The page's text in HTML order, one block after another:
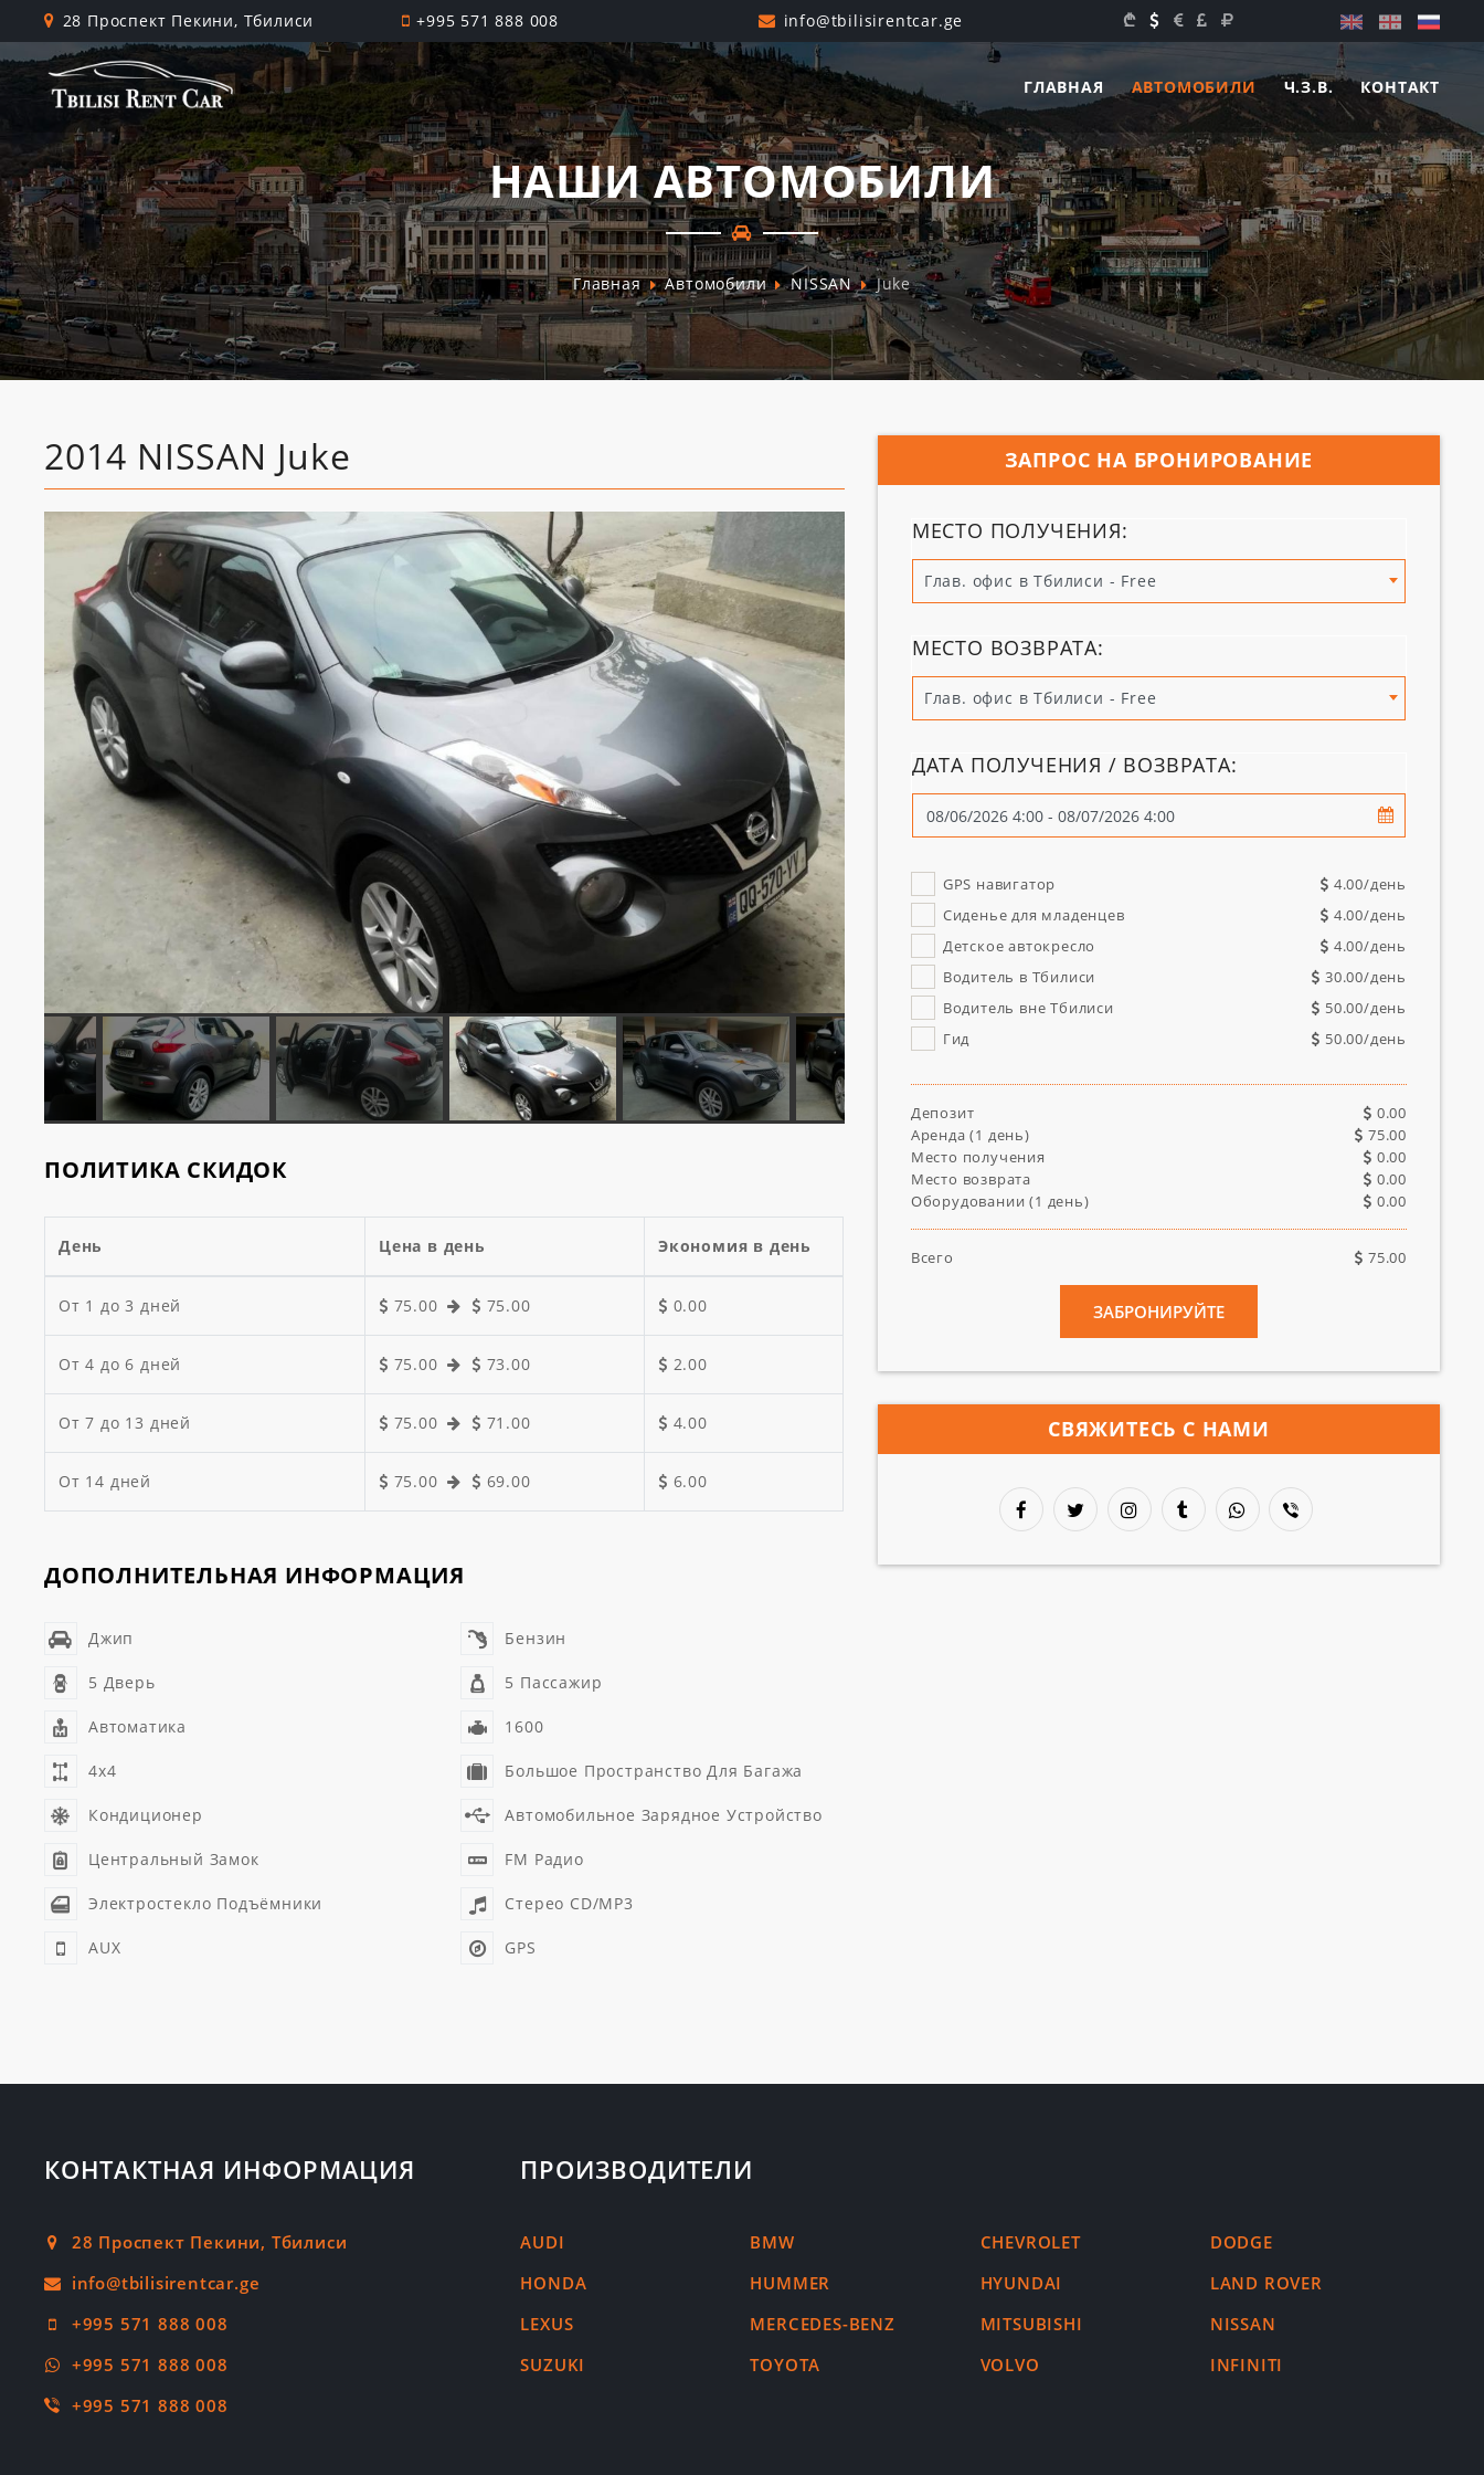
28 Проспект Пекини, Тбилиси +995 571 888 008
ГЛАВНАЯ АВТОМОБИЛИ Ч.З.В. КОНТАКТ
НАШИ АВТОМОБИЛИ
Главная Автомобили NISSAN Juke
2014 NISSAN Juke
ПОЛИТИКА СКИДОК
День Цена в день Экономия в день
От 1 до 3 дней 75.00 75.00 0.00
От 4 до 6 дней 75.00 73.00 2.00
От 7 до 13 дней 75.00 71.00 4.00
От 14 дней 75.00 69.00 6.00
ДОПОЛНИТЕЛЬНАЯ ИНФОРМАЦИЯ
Джип Бензин
5 Дверь 5 Пассажир
Автоматика 1600
4x4 Большое Пространство Для Багажа
Кондиционер Автомобильное Зарядное Устройство
Центральный Замок FM Радио
Электростекло Подъёмники Стерео CD/MP3
AUX GPS
ЗАПРОС НА БРОНИРОВАНИЕ
МЕСТО ПОЛУЧЕНИЯ:
Глав. офис в Тбилиси - Free
МЕСТО ВОЗВРАТА:
Глав. офис в Тбилиси - Free
ДАТА ПОЛУЧЕНИЯ / ВОЗВРАТА:
GPS навигатор 4.00/день
Сиденье для младенцев
4.00/день
Детское автокресло
4.00/день
Водитель в Тбилиси
30.00/день
Водитель вне Тбилиси
50.00/день
Гид
50.00/день
Депозит
0.00
Аренда (1 день)
75.00
Место получения
0.00
Место возврата
0.00
Оборудовании (1 день) 0.00
Всего 75.00
ЗАБРОНИРУЙТЕ
СВЯЖИТЕСЬ С НАМИ
КОНТАКТНАЯ ИНФОРМАЦИЯ
28 Проспект Пекини, Тбилиси
+995 571 888 008
+995 571 888 008
+995 571 888 008
ПРОИЗВОДИТЕЛИ
AUDI BMW CHEVROLET
DODGE
HONDA
HUMMER HYUNDAI
LAND ROVER
LEXUS
MERCEDES-BENZ MITSUBISHI
NISSAN
SUZUKI
TOYOTA VOLVO INFINITI